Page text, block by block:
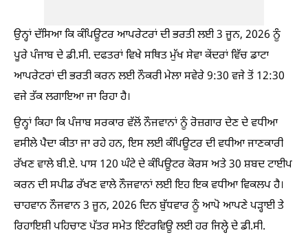
ਉਨ੍ਹਾਂ ਦੱਸਿਆ ਕਿ ਕੰਪਿਊਟਰ ਆਪਰੇਟਰਾਂ ਦੀ ਭਰਤੀ ਲਈ 3 ਜੂਨ, 2026 ਨੂੰ
ਪੂਰੇ ਪੰਜਾਬ ਦੇ ਡੀ.ਸੀ. ਦਫਤਰਾਂ ਵਿਖੇ ਸਥਿਤ ਮੁੱਖ ਸੇਵਾ ਕੇਂਦਰਾਂ ਵਿੱਚ ਡਾਟਾ
ਆਪਰੇਟਰਾਂ ਦੀ ਭਰਤੀ ਕਰਨ ਲਈ ਨੌਕਰੀ ਮੇਲਾ ਸਵੇਰੇ 9:30 ਵਜੇ ਤੋਂ 12:30
ਵਜੇ ਤੱਕ ਲਗਾਇਆ ਜਾ ਰਿਹਾ ਹੈ।
ਉਨ੍ਹਾਂ ਕਿਹਾ ਕਿ ਪੰਜਾਬ ਸਰਕਾਰ ਵੱਲੋਂ ਨੌਜਵਾਨਾਂ ਨੂੰ ਰੋਜ਼ਗਾਰ ਦੇਣ ਦੇ ਵਧੀਆ
ਵਸੀਲੇ ਪੈਦਾ ਕੀਤਾ ਜਾ ਰਹੇ ਹਨ, ਇਸ ਲਈ ਕੰਪਿਊਟਰ ਦੀ ਵਧੀਆ ਜਾਣਕਾਰੀ
ਰੱਖਣ ਵਾਲੇ ਬੀ.ਏ. ਪਾਸ 120 ਘੰਟੇ ਦੇ ਕੰਪਿਊਟਰ ਕੋਰਸ ਅਤੇ 30 ਸ਼ਬਦ ਟਾਈਪ
ਕਰਨ ਦੀ ਸਪੀਡ ਰੱਖਣ ਵਾਲੇ ਨੌਜਵਾਨਾਂ ਲਈ ਇਹ ਇਕ ਵਧੀਆ ਵਿਕਲਪ ਹੈ।
ਚਾਹਵਾਨ ਨੌਜਵਾਨ 3 ਜੂਨ, 2026 ਦਿਨ ਬੁੱਧਵਾਰ ਨੂੰ ਆਪੋ ਆਪਣੇ ਪੜ੍ਹਾਈ ਤੇ
ਰਿਹਾਇਸ਼ੀ ਪਹਿਚਾਣ ਪੱਤਰ ਸਮੇਤ ਇੰਟਰਵਿਊ ਲਈ ਹਰ ਜਿਲ੍ਹੇ ਦੇ ਡੀ.ਸੀ.